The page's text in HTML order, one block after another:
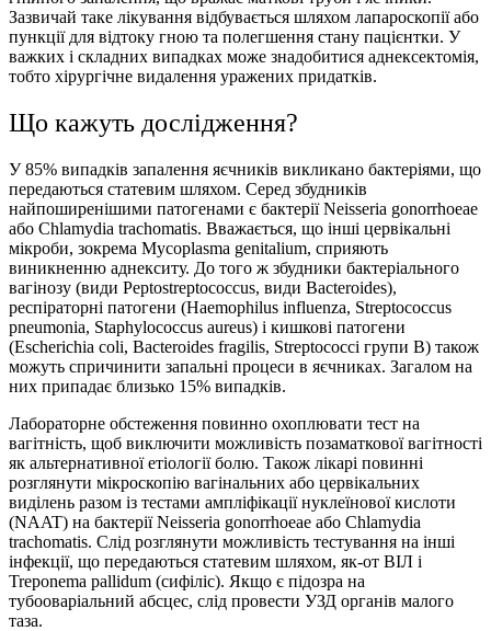
Зазвичай таке лікування відбувається шляхом лапароскопії або
пункції для відтоку гною та полегшення стану пацієнтки. У
важких і складних випадках може знадобитися аднексектомія,
тобто хірургічне видалення уражених придатків.
Що кажуть дослiдження?
У 85% випадків запалення яєчникiв викликано бактеріями, що
передаються статевим шляхом. Серед збудників
найпоширенішими патогенами є бактерії Neisseria gonorrhoeae
або Chlamydia trachomatis. Вважається, що інші цервікальні
мікроби, зокрема Mycoplasma genitalium, сприяють
виникненню аднекситу. До того ж збудники бактеріального
вагінозу (види Peptostreptococcus, види Bacteroides),
респіраторні патогени (Haemophilus influenza, Streptococcus
pneumonia, Staphylococcus aureus) і кишкові патогени
(Escherichia coli, Bacteroides fragilis, Streptococci групи B) також
можуть спричинити запальні процеси в яєчниках. Загалом на
них припадає близько 15% випадків.
Лабораторне обстеження повинно охоплювати тест на
вагітність, щоб виключити можливість позаматкової вагітності
як альтернативної етіології болю. Також лікарі повинні
розглянути мікроскопію вагінальних або цервікальних
виділень разом із тестами ампліфікації нуклеїнової кислоти
(NAAT) на бактерії Neisseria gonorrhoeae або Chlamydia
trachomatis. Слід розглянути можливість тестування на інші
інфекції, що передаються статевим шляхом, як-от ВІЛ і
Treponema pallidum (сифіліс). Якщо є підозра на
тубооваріальний абсцес, слід провести УЗД органів малого
таза.